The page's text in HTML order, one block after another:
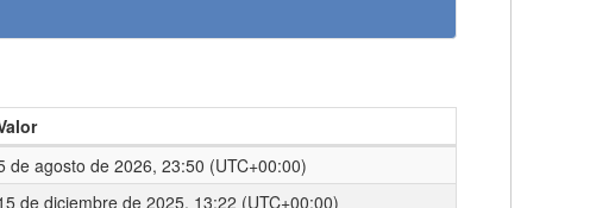
de agosto de 2026, 23:50 (UTC+00:00)
de diciembre de 2025, 13:22 (UTC+00:00)